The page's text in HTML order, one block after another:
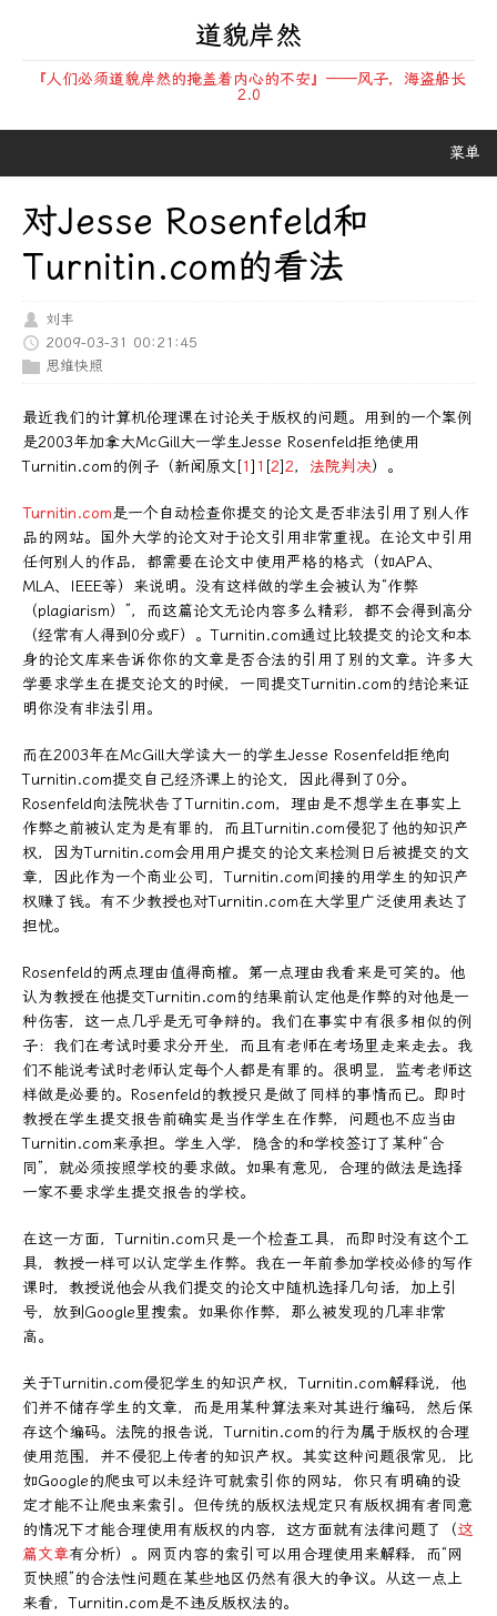
道貌岸然
『人们必须道貌岸然的掩盖着内心的不安』——风子，海盗船长
2.0
菜单
对Jesse Rosenfeld和
Turnitin.com的看法
刘丰
2009-03-31 00:21:45
思维快照
最近我们的计算机伦理课在讨论关于版权的问题。用到的一个案例
是2003年加拿大McGill大一学生Jesse Rosenfeld拒绝使用
Turnitin.com的例子（新闻原文[1] 1 [2]2， 法院判决）。
Turnitin.com是一个自动检查你提交的论文是否非法引用了别人作
品的网站。国外大学的论文对于论文引用非常重视。在论文中引用
任何别人的作品，都需要在论文中使用严格的格式（如APA、
MLA、IEEE等）来说明。没有这样做的学生会被认为“作弊
（plagiarism）”，而这篇论文无论内容多么精彩，都不会得到高分
（经常有人得到0分或F）。Turnitin.com通过比较提交的论文和本
身的论文库来告诉你你的文章是否合法的引用了别的文章。许多大
学要求学生在提交论文的时候，一同提交Turnitin.com的结论来证
明你没有非法引用。
而在2003年在McGill大学读大一的学生Jesse Rosenfeld拒绝向
Turnitin.com提交自己经济课上的论文，因此得到了0分。
Rosenfeld向法院状告了Turnitin.com，理由是不想学生在事实上
作弊之前被认定为是有罪的，而且Turnitin.com侵犯了他的知识产
权，因为Turnitin.com会用用户提交的论文来检测日后被提交的文
章，因此作为一个商业公司，Turnitin.com间接的用学生的知识产
权赚了钱。有不少教授也对Turnitin.com在大学里广泛使用表达了
担忧。
Rosenfeld的两点理由值得商榷。第一点理由我看来是可笑的。他
认为教授在他提交Turnitin.com的结果前认定他是作弊的对他是一
种伤害，这一点几乎是无可争辩的。我们在事实中有很多相似的例
子：我们在考试时要求分开坐，而且有老师在考场里走来走去。我
们不能说考试时老师认定每个人都是有罪的。很明显，监考老师这
样做是必要的。Rosenfeld的教授只是做了同样的事情而已。即时
教授在学生提交报告前确实是当作学生在作弊，问题也不应当由
Turnitin.com来承担。学生入学，隐含的和学校签订了某种“合
同”，就必须按照学校的要求做。如果有意见，合理的做法是选择
一家不要求学生提交报告的学校。
在这一方面，Turnitin.com只是一个检查工具，而即时没有这个工
具，教授一样可以认定学生作弊。我在一年前参加学校必修的写作
课时，教授说他会从我们提交的论文中随机选择几句话，加上引
号，放到Google里搜索。如果你作弊，那么被发现的几率非常
高。
关于Turnitin.com侵犯学生的知识产权，Turnitin.com解释说，他
们并不储存学生的文章，而是用某种算法来对其进行编码，然后保
存这个编码。法院的报告说，Turnitin.com的行为属于版权的合理
使用范围，并不侵犯上传者的知识产权。其实这种问题很常见，比
如Google的爬虫可以未经许可就索引你的网站，你只有明确的设
定才能不让爬虫来索引。但传统的版权法规定只有版权拥有者同意
的情况下才能合理使用有版权的内容，这方面就有法律问题了（这
篇文章有分析）。网页内容的索引可以用合理使用来解释，而“网
页快照”的合法性问题在某些地区仍然有很大的争议。从这一点上
来看，Turnitin.com是不违反版权法的。